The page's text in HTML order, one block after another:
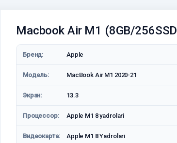
Macbook Air M1 (8GB/
Бренд: Apple
Модель: MacBook Air M1 2020-21
Экран: 13.3
Процессор: Apple M1 8 yadrolari
Видеокарта: Apple M1 8 Yadrolari